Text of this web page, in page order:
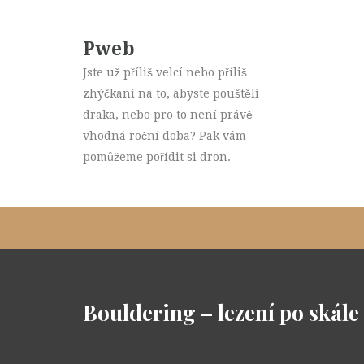
Pweb
Jste už příliš velcí nebo příliš
zhýčkaní na to, abyste pouštěli
draka, nebo pro to není právě
vhodná roční doba? Pak vám
pomůžeme pořídit si dron.
Bouldering – lezení po skále